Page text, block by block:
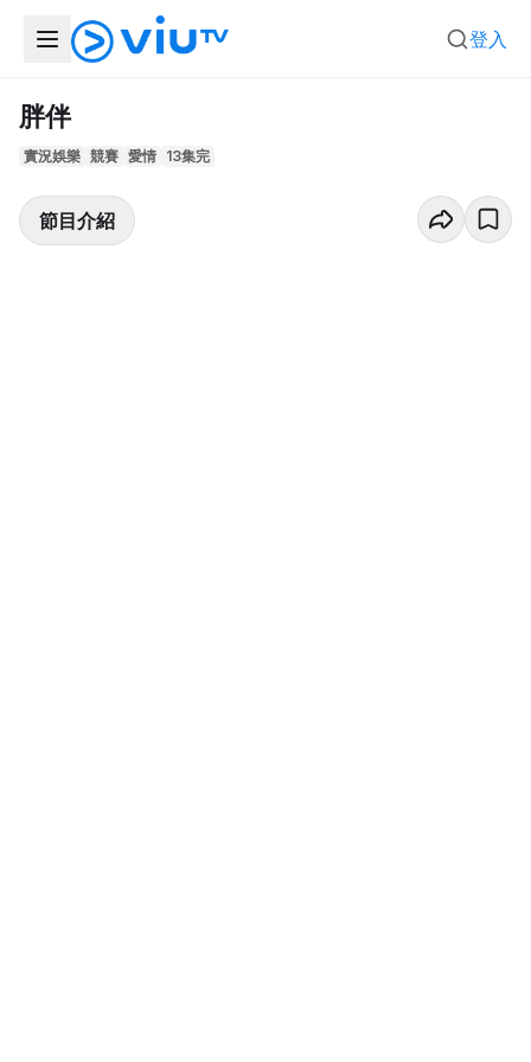
登入
胖伴
實況娛樂 競賽 愛情 13集完
節目介紹